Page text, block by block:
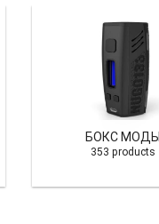
БОКС МОДЫ
353 products